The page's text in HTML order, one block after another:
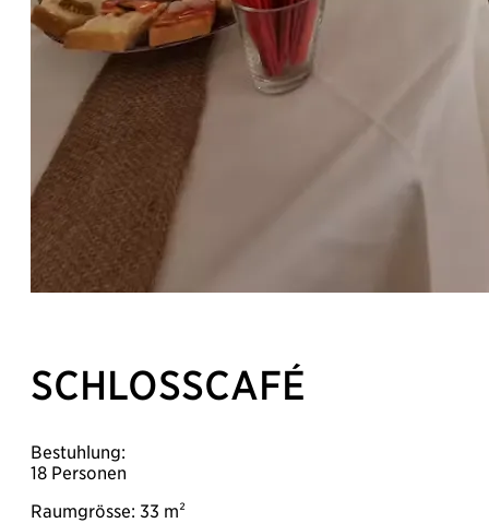
SCHLOSSCAFÉ
Bestuhlung:
18 Personen
Raumgrösse: 33 m²